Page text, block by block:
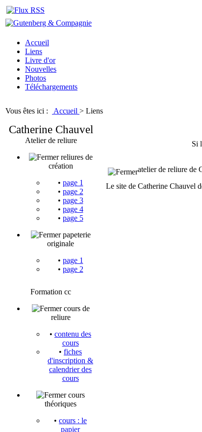
Accueil
Liens
Livre d'or
Nouvelles
Photos
Téléchargements
Vous êtes ici : Accueil > Liens
Catherine Chauvel
Atelier de reliure
reliures de
création
• page 1
• page 2
• page 3
• page 4
• page 5
papeterie
originale
• page 1
• page 2
Formation cc
cours de
reliure
• contenu des
cours
• fiches
d'inscription &
calendrier des
cours
cours
théoriques
• cours : le
papier
Si
atelier de reliure de
Le site de Catherine Chauvel